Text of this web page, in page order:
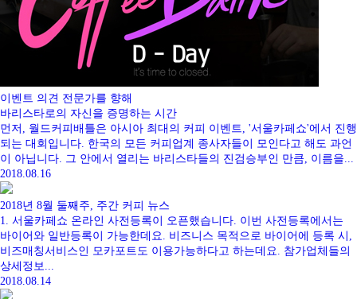
이벤트 의견 전문가를 향해
바리스타로의 자신을 증명하는 시간
먼저, 월드커피배틀은 아시아 최대의 커피 이벤트, '서울카페쇼'에서 진행
되는 대회입니다. 한국의 모든 커피업계 종사자들이 모인다고 해도 과언
이 아닙니다. 그 안에서 열리는 바리스타들의 진검승부인 만큼, 이름을...
2018.08.16
2018년 8월 둘째주, 주간 커피 뉴스
1. 서울카페쇼 온라인 사전등록이 오픈했습니다. 이번 사전등록에서는
바이어와 일반등록이 가능한데요. 비즈니스 목적으로 바이어에 등록 시,
비즈매칭서비스인 모카포트도 이용가능하다고 하는데요. 참가업체들의
상세정보...
2018.08.14